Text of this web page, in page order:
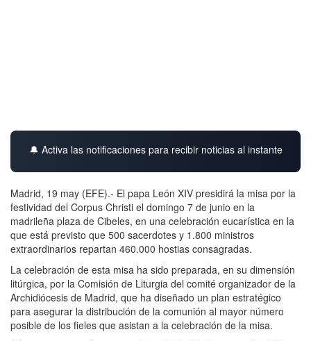
🔔 Activa las notificaciones para recibir noticias al instante
Madrid, 19 may (EFE).- El papa León XIV presidirá la misa por la
festividad del Corpus Christi el domingo 7 de junio en la
madrileña plaza de Cibeles, en una celebración eucarística en la
que está previsto que 500 sacerdotes y 1.800 ministros
extraordinarios repartan 460.000 hostias consagradas.
La celebración de esta misa ha sido preparada, en su dimensión
litúrgica, por la Comisión de Liturgia del comité organizador de la
Archidiócesis de Madrid, que ha diseñado un plan estratégico
para asegurar la distribución de la comunión al mayor número
posible de los fieles que asistan a la celebración de la misa.